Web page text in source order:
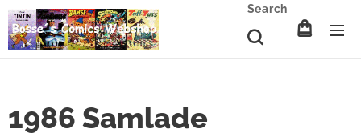
Search
1986 Samlade